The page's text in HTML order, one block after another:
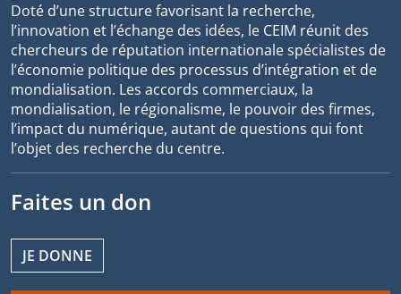
Doté d’une structure favorisant la recherche,
l’innovation et l’échange des idées, le CEIM réunit des
chercheurs de réputation internationale spécialistes de
l’économie politique des processus d’intégration et de
mondialisation. Les accords commerciaux, la
mondialisation, le régionalisme, le pouvoir des firmes,
l’impact du numérique, autant de questions qui font
l’objet des recherche du centre.
Faites un don
JE DONNE